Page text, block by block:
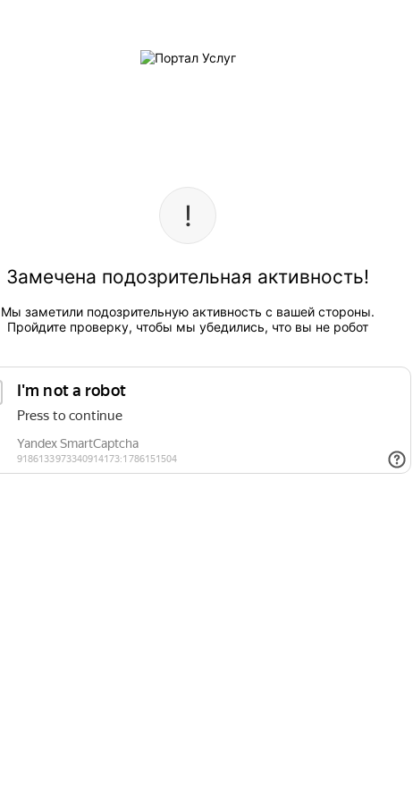
Замечена подозрительная активность!
Мы заметили подозрительную активность с вашей стороны.
Пройдите проверку, чтобы мы убедились, что вы не робот